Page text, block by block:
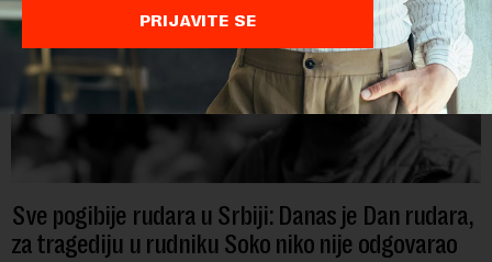
Sve pogibije rudara u Srbiji: Danas je Dan rudara,
za tragediju u rudniku Soko niko nije odgovarao
PRIJAVITE SE